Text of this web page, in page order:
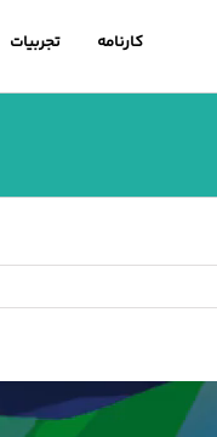
کارنامه تجربیات